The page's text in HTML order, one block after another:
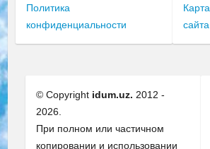
Политика
конфиденциальности
Карта
сайта
© Copyright idum.uz. 2012 -
2026.
При полном или частичном
копировании и использовании